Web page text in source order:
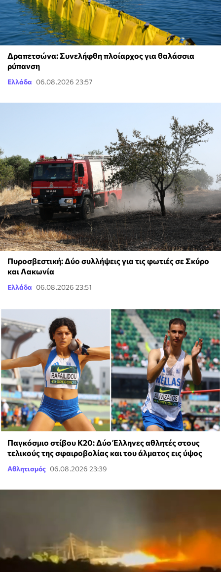
Δραπετσώνα: Συνελήφθη πλοίαρχος για θαλάσσια
ρύπανση
Ελλάδα 06.08.2026 23:57
Πυροσβεστική: Δύο συλλήψεις για τις φωτιές σε Σκύρο
και Λακωνία
Ελλάδα 06.08.2026 23:51
Παγκόσμιο στίβου Κ20: Δύο Έλληνες αθλητές στους
τελικούς της σφαιροβολίας και του άλματος εις ύψος
Αθλητισμός 06.08.2026 23:39